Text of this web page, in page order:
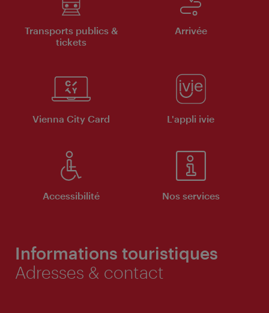
Transports publics &
tickets
Arrivée
Vienna City Card L'appli ivie
Accessibilité Nos services
Informations touristiques
Adresses & contact